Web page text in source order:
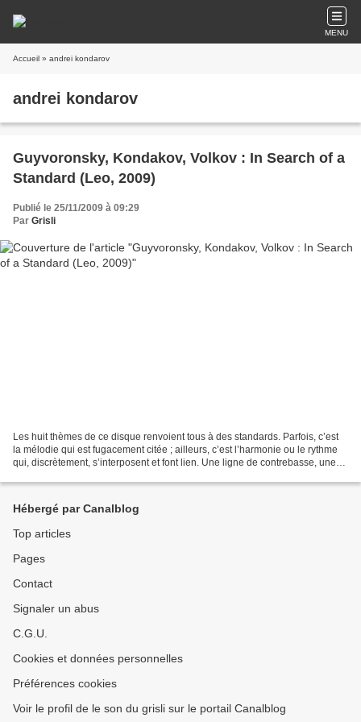
MENU
Accueil » andrei kondarov
andrei kondarov
Guyvoronsky, Kondakov, Volkov : In Search of a
Standard (Leo, 2009)
Publié le 25/11/2009 à 09:29
Par Grisli
Les huit thèmes de ce disque renvoient tous à des standards. Parfois, c’est
la mélodie qui est fugacement citée ; ailleurs, c’est l’harmonie ou le rythme
qui, discrètement, s’interposent et font lien. Une ligne de contrebasse, une
Hébergé par Canalblog
Top articles
Pages
Contact
Signaler un abus
C.G.U.
Cookies et données personnelles
Préférences cookies
Voir le profil de le son du grisli sur le portail Canalblog